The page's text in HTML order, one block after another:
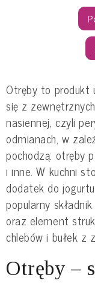
Otręby to produkt
się z
nasiennej, czyli
odmianach, w
pochodzą: otręby
i inne. W kuchni
dodatek do
popularny
oraz element
chlebów i bułek z
Otręby –